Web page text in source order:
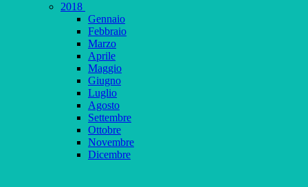
2018
Gennaio
Febbraio
Marzo
Aprile
Maggio
Giugno
Luglio
Agosto
Settembre
Ottobre
Novembre
Dicembre